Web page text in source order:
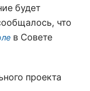
будет
что
в Совете
проекта